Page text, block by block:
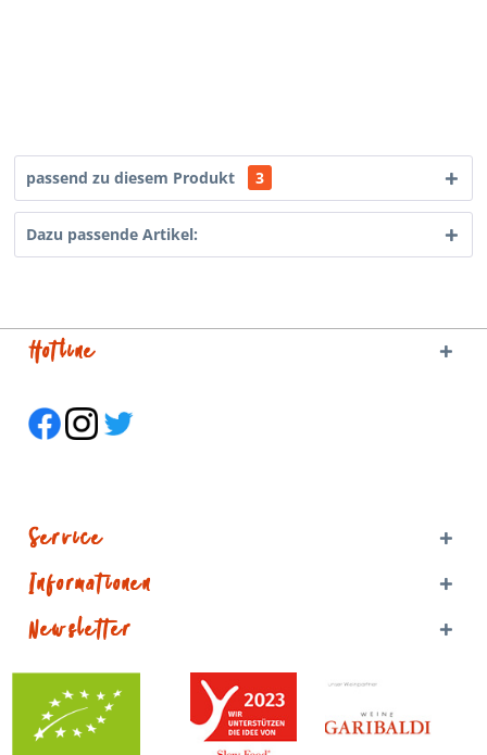
passend zu diesem Produkt 3
Dazu passende Artikel:
Hotline
Service
Informationen
Newsletter